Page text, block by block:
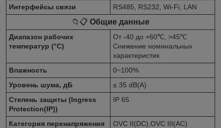
Интерфейсы связи RS485, RS232, Wi-Fi, LAN
📁📋 Общие данные
Диапазон рабочих
температур (°C)
От -40 до +60℃, >45℃
Снижение номинальных
характеристик
Влажность
0~100%
Уровень шума, дБ
≤ 35 dB(A)
Степень защиты (Ingress
Protection(IP))
IP 65
Категория перенапряжения
OVC II(DC),OVC III(AC)